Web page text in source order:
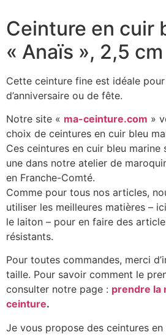
Ceinture en cuir
« Anaïs », 2,5
Cette ceinture fine est idéale
d’anniversaire ou de fête.
Notre site « ma-ceinture.com »
choix de ceintures en cuir bleu
Ces ceintures en cuir bleu marine
une dans notre atelier de
en Franche-Comté.
Comme pour tous nos articles,
utiliser les meilleures matières –
le laiton – pour en faire des
résistants.
Pour toutes commandes, merci
taille. Pour savoir comment le
consulter notre page : prendre la
ceinture.
Je vous propose des ceintures